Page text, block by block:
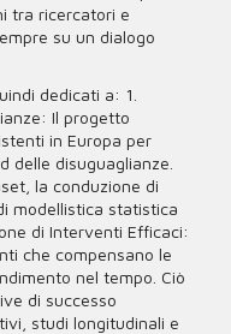
tra ricercatori e
su un dialogo
dedicati a: 1.
Il progetto
in Europa per
delle disuguaglianze.
la conduzione di
modellistica statistica
di Interventi Efficaci:
che compensano le
nel tempo. Ciò
di successo
studi longitudinali e